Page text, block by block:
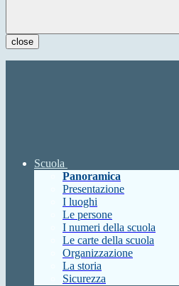
close
Scuola
Panoramica
Presentazione
I luoghi
Le persone
I numeri della scuola
Le carte della scuola
Organizzazione
La storia
Sicurezza